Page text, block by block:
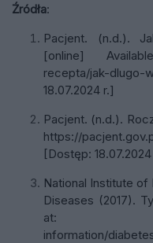
Źródła:
Pacjent. (n.d.).
[online]
recepta/jak-
18.07.2024 r.]
Pacjent. (n.d.).
https://
[Dostęp: 18.07.2024
National Institute
Diseases (2017).
at: https://
information/